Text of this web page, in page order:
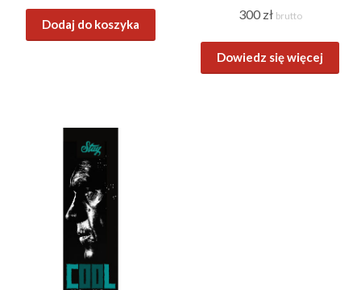
Dodaj do koszyka
300 zł brutto
Dowiedz się więcej